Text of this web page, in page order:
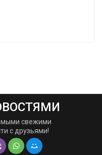
свежими
с друзьями!